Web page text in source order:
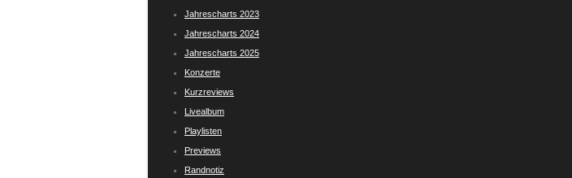
Jahrescharts 2023
Jahrescharts 2024
Jahrescharts 2025
Konzerte
Kurzreviews
Livealbum
Playlisten
Previews
Randnotiz